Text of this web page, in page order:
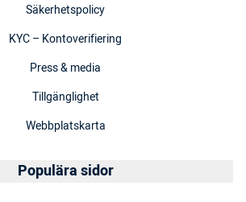
Säkerhetspolicy
KYC – Kontoverifiering
Press & media
Tillgänglighet
Webbplatskarta
Populära sidor